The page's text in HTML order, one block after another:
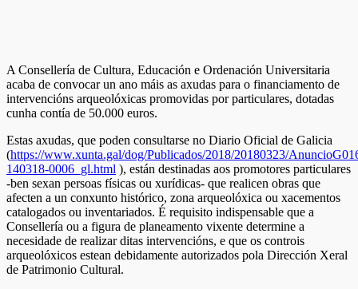
A Consellería de Cultura, Educación e Ordenación Universitaria
acaba de convocar un ano máis as axudas para o financiamento de
intervencións arqueolóxicas promovidas por particulares, dotadas
cunha contía de 50.000 euros.
Estas axudas, que poden consultarse no Diario Oficial de Galicia
(https://www.xunta.gal/dog/Publicados/2018/20180323/
140318-0006_gl.html ), están destinadas aos promotores particulares
-ben sexan persoas físicas ou xurídicas- que realicen obras que
afecten a un conxunto histórico, zona arqueolóxica ou xacementos
catalogados ou inventariados. É requisito indispensable que a
Consellería ou a figura de planeamento vixente determine a
necesidade de realizar ditas intervencións, e que os controis
arqueolóxicos estean debidamente autorizados pola Dirección Xeral
de Patrimonio Cultural.